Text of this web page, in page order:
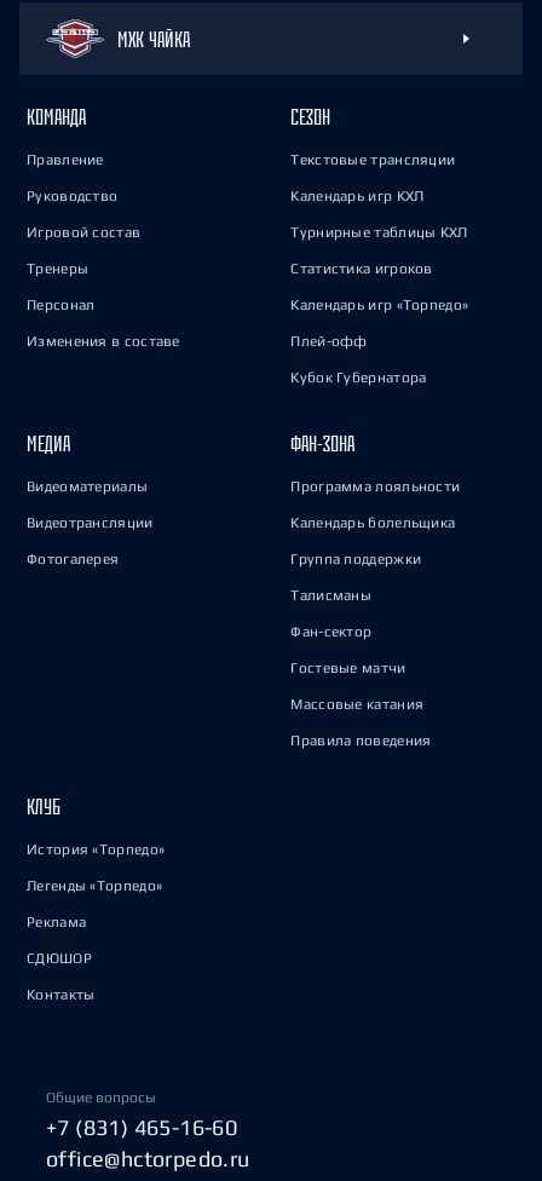
МХК ЧАЙКА
КОМАНДА
Правление
Руководство
Игровой состав
Тренеры
Персонал
Изменения в составе
СЕЗОН
Текстовые трансляции
Календарь игр КХЛ
Турнирные таблицы КХЛ
Статистика игроков
Календарь игр «Торпедо»
Плей-офф
Кубок Губернатора
МЕДИА
Видеоматериалы
Видеотрансляции
Фотогалерея
ФАН-ЗОНА
Программа лояльности
Календарь болельщика
Группа поддержки
Талисманы
Фан-сектор
Гостевые матчи
Массовые катания
Правила поведения
КЛУБ
История «Торпедо»
Легенды «Торпедо»
Реклама
СДЮШОР
Контакты
Общие вопросы
+7 (831) 465-16-60
office@hctorpedo.ru